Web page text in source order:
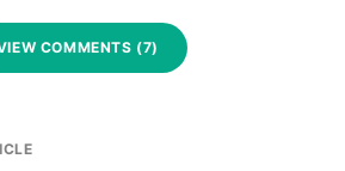
COMMENTS (7)